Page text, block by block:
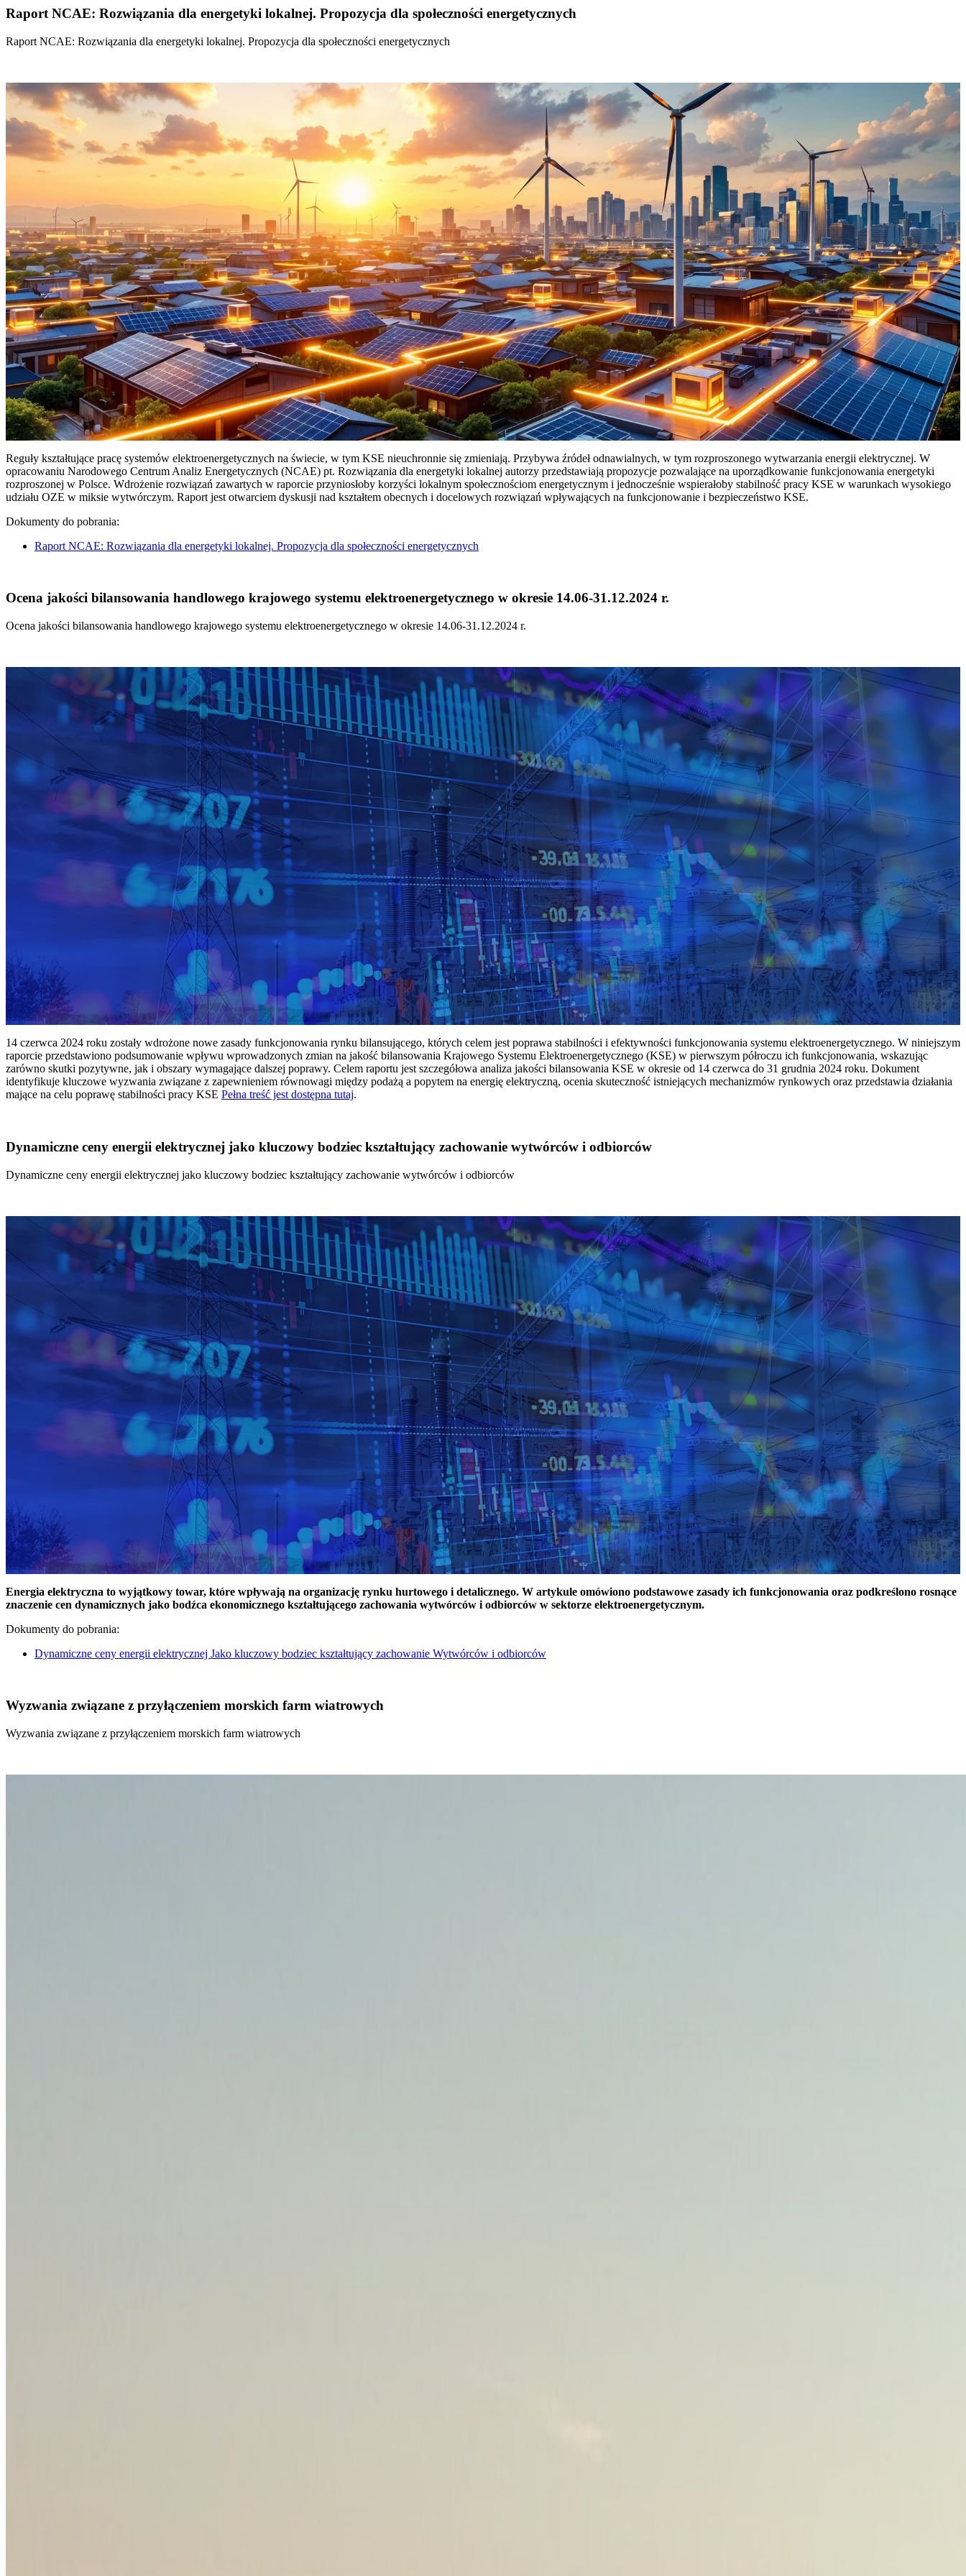
Raport NCAE: Rozwiązania dla energetyki lokalnej. Propozycja dla społeczności energetycznych
Raport NCAE: Rozwiązania dla energetyki lokalnej. Propozycja dla społeczności energetycznych
Reguły kształtujące pracę systemów elektroenergetycznych na świecie, w tym KSE nieuchronnie się zmieniają. Przybywa źródeł odnawialnych, w tym rozproszonego wytwarzania energii elektrycznej. W
opracowaniu Narodowego Centrum Analiz Energetycznych (NCAE) pt. Rozwiązania dla energetyki lokalnej autorzy przedstawiają propozycje pozwalające na uporządkowanie funkcjonowania energetyki
rozproszonej w Polsce. Wdrożenie rozwiązań zawartych w raporcie przyniosłoby korzyści lokalnym społecznościom energetycznym i jednocześnie wspierałoby stabilność pracy KSE w warunkach wysokiego
udziału OZE w miksie wytwórczym. Raport jest otwarciem dyskusji nad kształtem obecnych i docelowych rozwiązań wpływających na funkcjonowanie i bezpieczeństwo KSE.
Dokumenty do pobrania:
Raport NCAE: Rozwiązania dla energetyki lokalnej. Propozycja dla społeczności energetycznych
Ocena jakości bilansowania handlowego krajowego systemu elektroenergetycznego w okresie 14.06-31.12.2024 r.
Ocena jakości bilansowania handlowego krajowego systemu elektroenergetycznego w okresie 14.06-31.12.2024 r.
14 czerwca 2024 roku zostały wdrożone nowe zasady funkcjonowania rynku bilansującego, których celem jest poprawa stabilności i efektywności funkcjonowania systemu elektroenergetycznego. W niniejszym
raporcie przedstawiono podsumowanie wpływu wprowadzonych zmian na jakość bilansowania Krajowego Systemu Elektroenergetycznego (KSE) w pierwszym półroczu ich funkcjonowania, wskazując
zarówno skutki pozytywne, jak i obszary wymagające dalszej poprawy. Celem raportu jest szczegółowa analiza jakości bilansowania KSE w okresie od 14 czerwca do 31 grudnia 2024 roku. Dokument
identyfikuje kluczowe wyzwania związane z zapewnieniem równowagi między podażą a popytem na energię elektryczną, ocenia skuteczność istniejących mechanizmów rynkowych oraz przedstawia działania
mające na celu poprawę stabilności pracy KSE Pełna treść jest dostępna tutaj.
Dynamiczne ceny energii elektrycznej jako kluczowy bodziec kształtujący zachowanie wytwórców i odbiorców
Dynamiczne ceny energii elektrycznej jako kluczowy bodziec kształtujący zachowanie wytwórców i odbiorców
Energia elektryczna to wyjątkowy towar, które wpływają na organizację rynku hurtowego i detalicznego. W artykule omówiono podstawowe zasady ich funkcjonowania oraz podkreślono rosnące
znaczenie cen dynamicznych jako bodźca ekonomicznego kształtującego zachowania wytwórców i odbiorców w sektorze elektroenergetycznym.
Dokumenty do pobrania:
Dynamiczne ceny energii elektrycznej Jako kluczowy bodziec kształtujący zachowanie Wytwórców i odbiorców
Wyzwania związane z przyłączeniem morskich farm wiatrowych
Wyzwania związane z przyłączeniem morskich farm wiatrowych